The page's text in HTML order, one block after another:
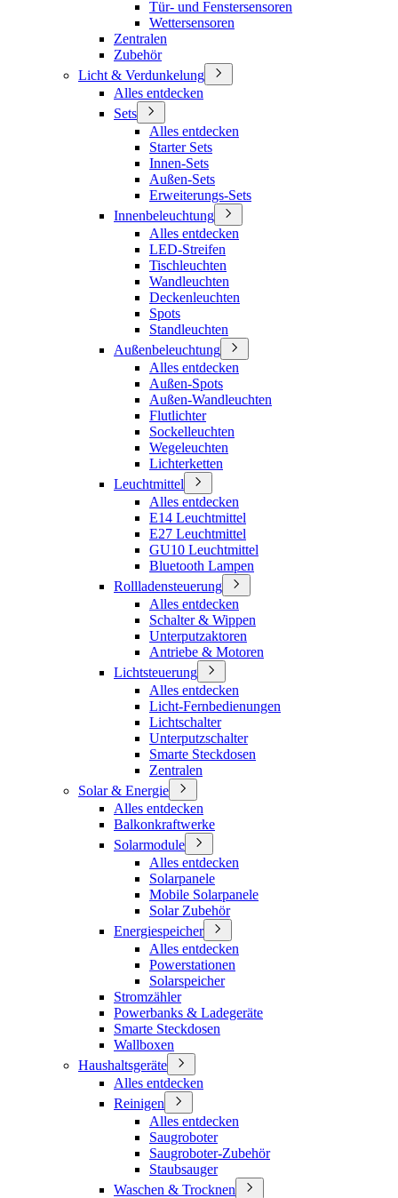
Tür- und Fenstersensoren
Wettersensoren
Zentralen
Zubehör
Licht & Verdunkelung
Alles entdecken
Sets
Alles entdecken
Starter Sets
Innen-Sets
Außen-Sets
Erweiterungs-Sets
Innenbeleuchtung
Alles entdecken
LED-Streifen
Tischleuchten
Wandleuchten
Deckenleuchten
Spots
Standleuchten
Außenbeleuchtung
Alles entdecken
Außen-Spots
Außen-Wandleuchten
Flutlichter
Sockelleuchten
Wegeleuchten
Lichterketten
Leuchtmittel
Alles entdecken
E14 Leuchtmittel
E27 Leuchtmittel
GU10 Leuchtmittel
Bluetooth Lampen
Rollladensteuerung
Alles entdecken
Schalter & Wippen
Unterputzaktoren
Antriebe & Motoren
Lichtsteuerung
Alles entdecken
Licht-Fernbedienungen
Lichtschalter
Unterputzschalter
Smarte Steckdosen
Zentralen
Solar & Energie
Alles entdecken
Balkonkraftwerke
Solarmodule
Alles entdecken
Solarpanele
Mobile Solarpanele
Solar Zubehör
Energiespeicher
Alles entdecken
Powerstationen
Solarspeicher
Stromzähler
Powerbanks & Ladegeräte
Smarte Steckdosen
Wallboxen
Haushaltsgeräte
Alles entdecken
Reinigen
Alles entdecken
Saugroboter
Saugroboter-Zubehör
Staubsauger
Waschen & Trocknen